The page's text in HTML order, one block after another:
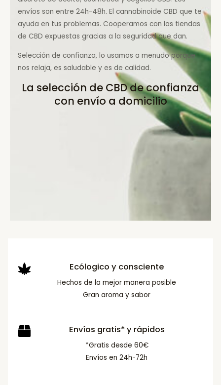
envíos son entre 24h-48h. El cannabinoide CBD que te
ayuda en tus problemas. Cooperamos con las tiendas
de CBD expuestas gracias a la seguridad que dan.
Selección de confianza, lo usamos a menudo porque
nos relaja, es saludable y es de calidad.
La selección de CBD de confianza
con envío a domicilio
Ecólogico y consciente
Hechos de la mejor manera posible
Gran aroma y sabor
Envíos gratis* y rápidos
*Gratis desde 60€
Envíos en 24h-72h